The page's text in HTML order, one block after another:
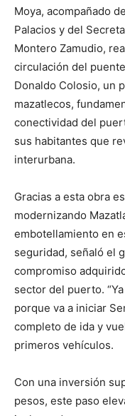
Moya, acompañado
Palacios y del
Montero Zamudio,
circulación del
Donaldo Colosio, un
mazatlecos,
conectividad del
sus habitantes que
interurbana.
Gracias a esta obra
modernizando
embotellamiento en
seguridad, señaló el
compromiso
sector del puerto.
porque va a iniciar
completo de ida y
primeros vehículos.
Con una inversión
pesos, este paso